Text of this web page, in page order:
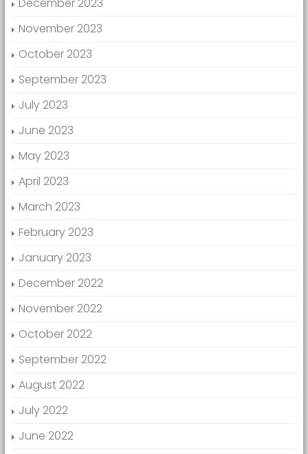
November 2023
October 2023
September 2023
July 2023
June 2023
May 2023
April 2023
March 2023
February 2023
January 2023
December 2022
November 2022
October 2022
September 2022
August 2022
July 2022
June 2022